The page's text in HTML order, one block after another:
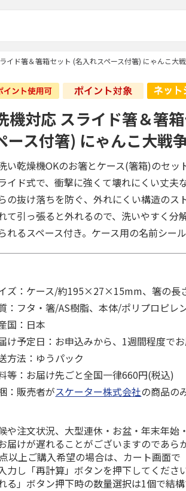
イド箸＆箸箱セット (名入れスペース付箸) にゃんこ大
機対応 スライド箸＆箸
ース付箸) にゃんこ大戦
い乾燥機OKのお箸とケース(箸箱)のセッ
イド式で、衝撃に強くて壊れにくい丈夫
の抜け落ちを防ぐ、外れにくい構造のス
て引っ張ると外れるので、洗いやすく分
れるスペース付き。ケース用の名前シール
ズ：ケース/約195×27×15mm、箸の長
：フタ・箸/AS樹脂、本体/ポリプロピレ
国：日本
け予定日：お申込みから、1週間程度でお
方法：ゆうパック
等：お届け先ごと全国一律660円(税込)
：販売者がスケーター株式会社の商品の
や注文状況、大型連休・お盆・年末年始
届けが遅れることがございますのであら
以上ご購入希望の場合は、カート画面で
力し「再計算」ボタンを押下してくださ
る」ボタン押下時の数量選択は1個で結構